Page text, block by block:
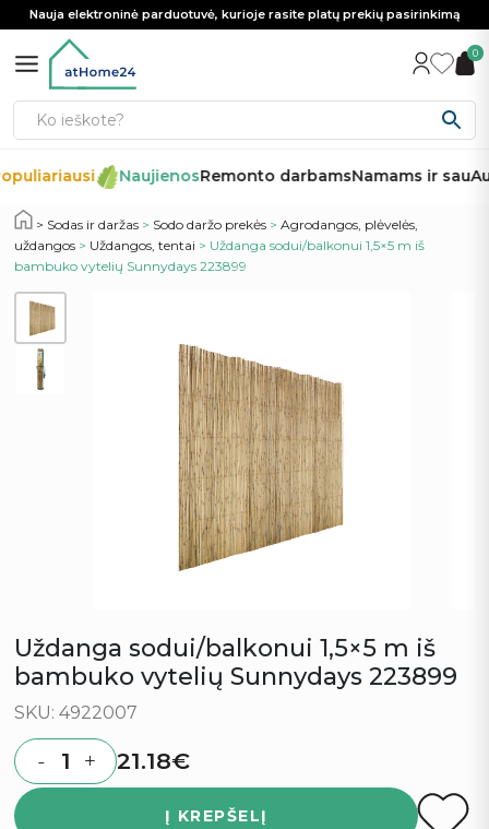
Nauja elektroninė parduotuvė, kurioje rasite platų prekių pasirinkimą
0
NaujienosRemonto darbamsNamams ir sau
Sodas ir daržas > Sodo daržo prekės >Agrodangos, plėvelės,
uždangos > Uždangos, tentai > Uždanga sodui/balkonui 1,5×5 m iš
bambuko vytelių Sunnydays 223899
Uždanga sodui/balkonui 1,5×5 m iš
bambuko vytelių Sunnydays 223899
SKU: 4922007
Quantity
- + 21.18€
Į KREPŠELĮ